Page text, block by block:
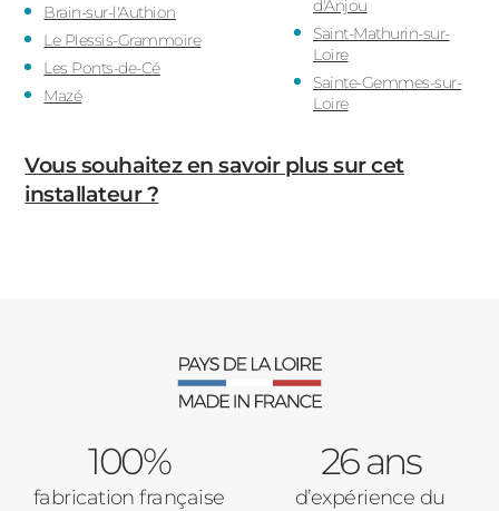
Brain-sur-l'Authion
Le Plessis-Grammoire
Les Ponts-de-Cé
Mazé
d'Anjou
Saint-Mathurin-sur-
Loire
Sainte-Gemmes-sur-
Loire
Vous souhaitez en savoir plus sur cet
installateur ?
100%
fabrication française
26 ans
d’expérience du